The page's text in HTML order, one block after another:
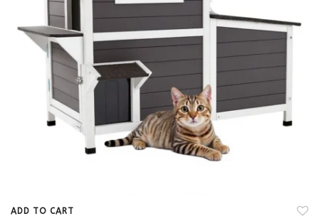
ADD TO CART